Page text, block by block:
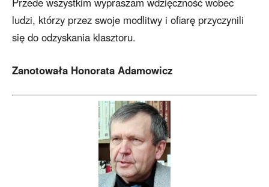
ludzi, którzy przez swoje modlitwy i ofiarę przyczynili
się do odzyskania klasztoru.
Zanotowała Honorata Adamowicz